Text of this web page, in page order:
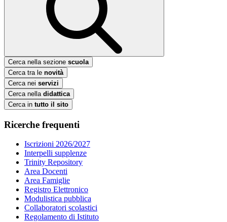
Cerca nella sezione scuola
Cerca tra le novità
Cerca nei servizi
Cerca nella didattica
Cerca in tutto il sito
Ricerche frequenti
Iscrizioni 2026/2027
Interpelli supplenze
Trinity Repository
Area Docenti
Area Famiglie
Registro Elettronico
Modulistica pubblica
Collaboratori scolastici
Regolamento di Istituto